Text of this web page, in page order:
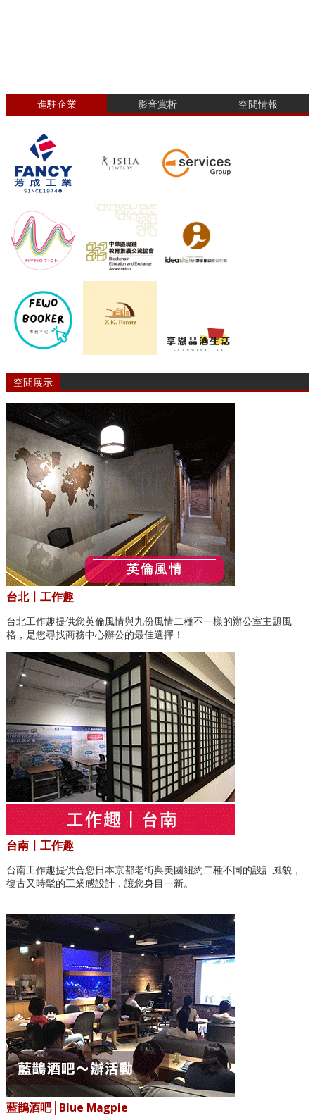
進駐企業 影音賞析 空間情報
空間展示
台北〡工作趣
台北工作趣提供您英倫風情與九份風情二種不一樣的辦公室主題風
格，是您尋找商務中心辦公的最佳選擇！
台南〡工作趣
台南工作趣提供合您日本京都老街與美國紐約二種不同的設計風貌，
復古又時髦的工業感設計，讓您身目一新。
藍鵲酒吧│Blue Magpie